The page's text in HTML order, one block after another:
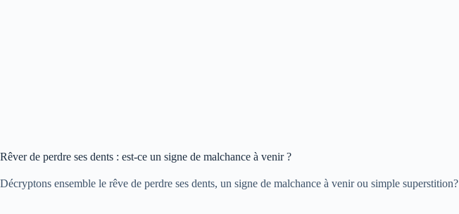
Rêver de perdre ses dents : est-ce un signe de malchance à venir ?
Décryptons ensemble le rêve de perdre ses dents, un signe de malchance à venir ou simple superstition?